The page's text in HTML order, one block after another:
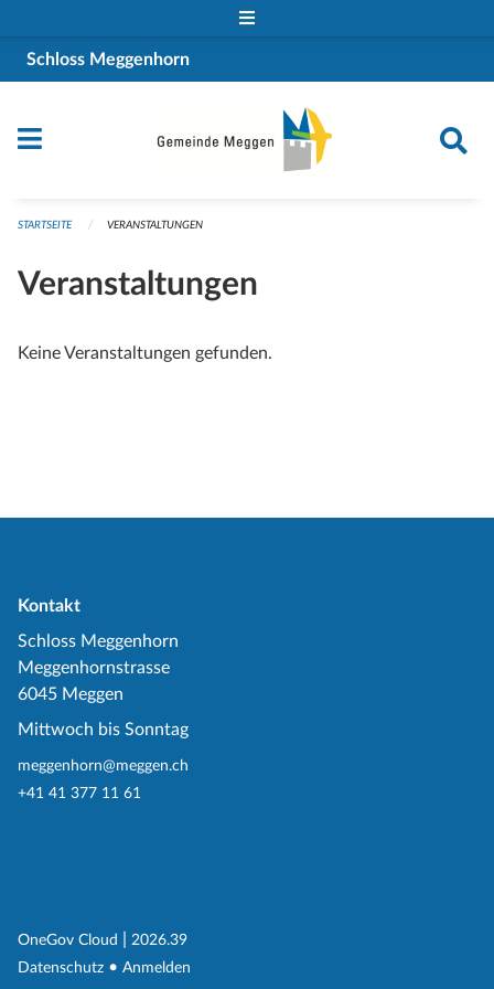
Schloss Meggenhorn
STARTSEITE VERANSTALTUNGEN
Veranstaltungen
Keine Veranstaltungen gefunden.
Kontakt
Schloss Meggenhorn
Meggenhornstrasse
6045 Meggen
Mittwoch bis Sonntag
meggenhorn@meggen.ch
+41 41 377 11 61
OneGov Cloud (External Link)
2026.39
Datenschutz (External Link)
Anmelden